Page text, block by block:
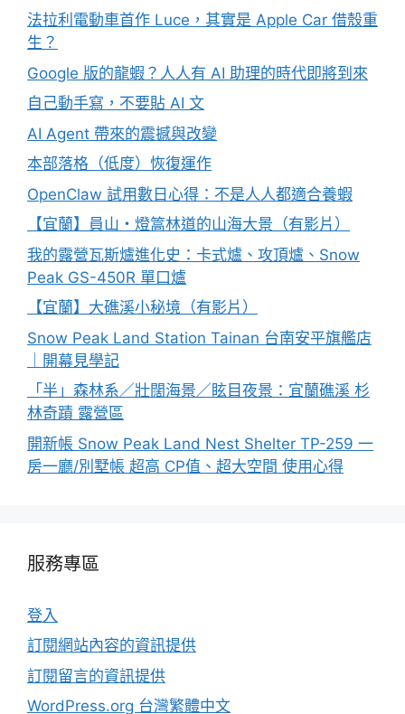
法拉利電動車首作 Luce，其實是 Apple Car 借殼重
生？
Google 版的龍蝦？人人有 AI 助理的時代即將到來
自己動手寫，不要貼 AI 文
AI Agent 帶來的震撼與改變
本部落格（低度）恢復運作
OpenClaw 試用數日心得：不是人人都適合養蝦
【宜蘭】員山・燈篙林道的山海大景（有影片）
我的露營瓦斯爐進化史：卡式爐、攻頂爐、Snow
Peak GS-450R 單口爐
【宜蘭】大礁溪小秘境（有影片）
Snow Peak Land Station Tainan 台南安平旗艦店
｜開幕見學記
「半」森林系／壯闊海景／眩目夜景：宜蘭礁溪 杉
林奇蹟 露營區
開新帳 Snow Peak Land Nest Shelter TP-259 一
房一廳/別墅帳 超高 CP值、超大空間 使用心得
服務專區
登入
訂閱網站內容的資訊提供
訂閱留言的資訊提供
WordPress.org 台灣繁體中文